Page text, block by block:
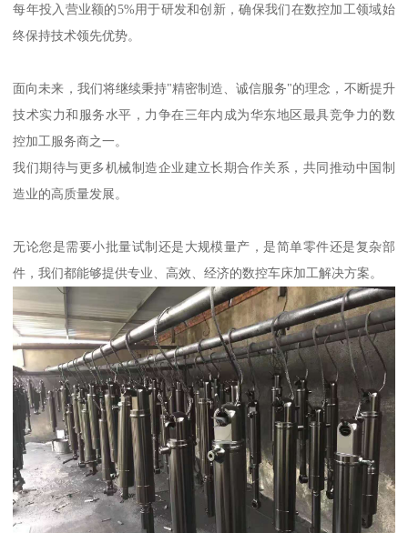
每年投入营业额的5%用于研发和创新，确保我们在数控加工领域始
终保持技术领先优势。
面向未来，我们将继续秉持"精密制造、诚信服务"的理念，不断提升
技术实力和服务水平，力争在三年内成为华东地区最具竞争力的数
控加工服务商之一。
我们期待与更多机械制造企业建立长期合作关系，共同推动中国制
造业的高质量发展。
无论您是需要小批量试制还是大规模量产，是简单零件还是复杂部
件，我们都能够提供专业、高效、经济的数控车床加工解决方案。